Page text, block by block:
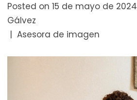
Posted on 15 de mayo de 2024
Gálvez
Asesora de imagen